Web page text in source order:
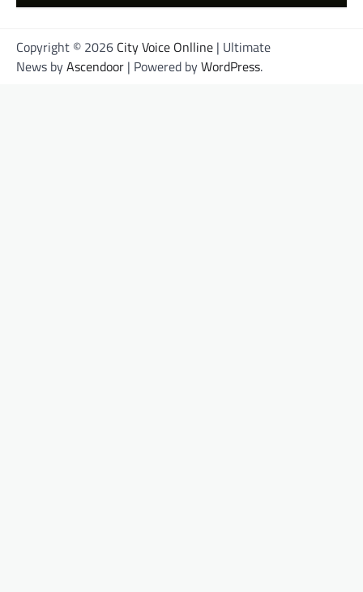
Copyright © 2026 City Voice Onlline | Ultimate
News byAscendoor | Powered byWordPress.